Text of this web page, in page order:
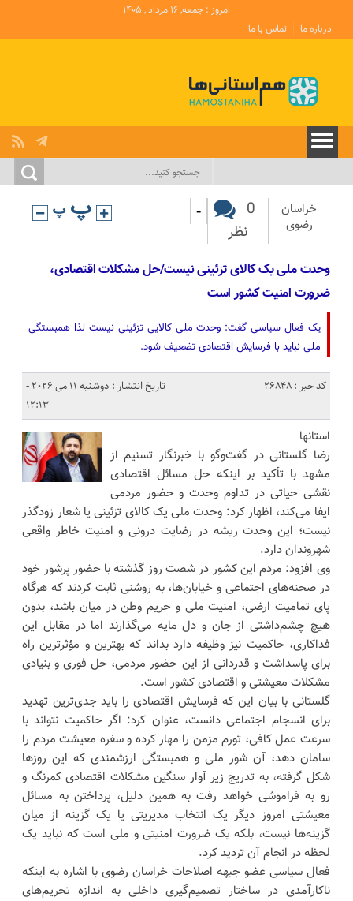
امروز : جمعه, ۱۶ مرداد , ۱۴۰۵
درباره ما
تماس با ما
خراسان
رضوی
0
نظر
-
وحدت ملی یک کالای تزئینی نیست/حل مشکلات اقتصادی،
ضرورت امنیت کشور است
یک فعال سیاسی گفت: وحدت ملی کالایی تزئینی نیست لذا همبستگی
ملی نباید با فرسایش اقتصادی تضعیف شود.
کد خبر : 26848
تاریخ انتشار : دوشنبه 11 می 2026 -
12:13
استانها
رضا گلستانی در گفت‌وگو با خبرنگار تسنیم از
مشهد با تأکید بر اینکه حل مسائل اقتصادی
نقشی حیاتی در تداوم وحدت و حضور مردمی
ایفا می‌کند، اظهار کرد: وحدت ملی یک کالای تزئینی یا شعار زودگذر
نیست؛ این وحدت ریشه در رضایت درونی و امنیت خاطر واقعی
شهروندان دارد.
وی افزود: مردم این کشور در شصت روز گذشته با حضور پرشور خود
در صحنه‌های اجتماعی و خیابان‌ها، به روشنی ثابت کردند که هرگاه
پای تمامیت ارضی، امنیت ملی و حریم وطن در میان باشد، بدون
هیچ چشم‌داشتی از جان و دل مایه می‌گذارند اما در مقابل این
فداکاری، حاکمیت نیز وظیفه دارد بداند که بهترین و مؤثرترین راه
برای پاسداشت و قدردانی از این حضور مردمی، حل فوری و بنیادی
مشکلات معیشتی و اقتصادی کشور است.
گلستانی با بیان این که فرسایش اقتصادی را باید جدی‌ترین تهدید
برای انسجام اجتماعی دانست، عنوان کرد: اگر حاکمیت نتواند با
سرعت عمل کافی، تورم مزمن را مهار کرده و سفره معیشت مردم را
سامان دهد، آن شور ملی و همبستگی ارزشمندی که این روزها
شکل گرفته، به تدریج زیر آوار سنگین مشکلات اقتصادی کمرنگ و
رو به فراموشی خواهد رفت به همین دلیل، پرداختن به مسائل
معیشتی امروز دیگر یک انتخاب مدیریتی یا یک گزینه از میان
گزینه‌ها نیست، بلکه یک ضرورت امنیتی و ملی است که نباید یک
لحظه در انجام آن تردید کرد.
فعال سیاسی عضو جبهه اصلاحات خراسان رضوی با اشاره به اینکه
ناکارآمدی در ساختار تصمیم‌گیری داخلی به اندازه تحریم‌های